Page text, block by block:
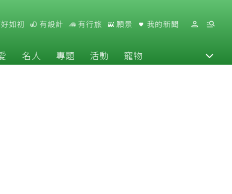
如初 有設計 有行旅 願景 我的新聞
名人 專題 活動 寵物